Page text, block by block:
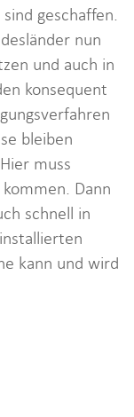
geschaffen.
nun
und auch in
konsequent
bleiben
muss
Dann
schnell in
kann und wird